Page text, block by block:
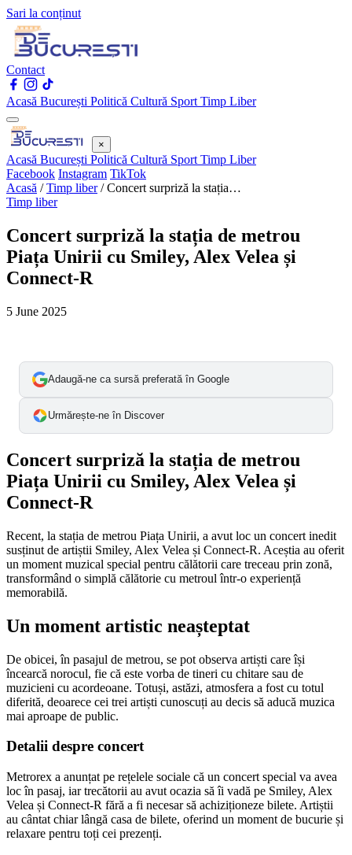
Sari la conținut
Contact
Acasă București Politică Cultură Sport Timp Liber
×
Acasă București Politică Cultură Sport Timp Liber
Facebook Instagram TikTok
Acasă /Timp liber /Concert surpriză la stația…
Timp liber
Concert surpriză la stația de metrou
Piața Unirii cu Smiley, Alex Velea și
Connect-R
5 June 2025
Adaugă-ne ca sursă preferată în Google
Urmărește-ne în Discover
Concert surpriză la stația de metrou
Piața Unirii cu Smiley, Alex Velea și
Connect-R
Recent, la stația de metrou Piața Unirii, a avut loc un concert inedit
susținut de artiștii Smiley, Alex Velea și Connect-R. Aceștia au oferit
un moment muzical special pentru călătorii care treceau prin zonă,
transformând o simplă călătorie cu metroul într-o experiență
memorabilă.
Un moment artistic neașteptat
De obicei, în pasajul de metrou, se pot observa artiști care își
încearcă norocul, fie că este vorba de tineri cu chitare sau de
muzicieni cu acordeoane. Totuși, astăzi, atmosfera a fost cu totul
diferită, deoarece cei trei artiști cunoscuți au decis să aducă muzica
mai aproape de public.
Detalii despre concert
Metrorex a anunțat pe rețelele sociale că un concert special va avea
loc în pasaj, iar trecătorii au avut ocazia să îi vadă pe Smiley, Alex
Velea și Connect-R fără a fi necesar să achiziționeze bilete. Artiștii
au cântat chiar lângă casa de bilete, oferind un moment de bucurie și
relaxare pentru toți cei prezenți.